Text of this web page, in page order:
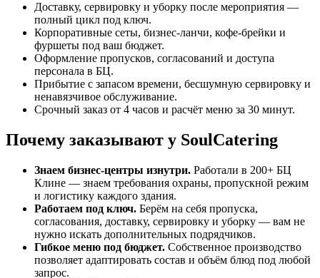
Доставку, сервировку и уборку после мероприятия —
полный цикл под ключ.
Корпоративные сеты, бизнес-ланчи, кофе-брейки и
фуршеты под ваш бюджет.
Оформление пропусков, согласований и доступа
персонала в БЦ.
Прибытие с запасом времени, бесшумную сервировку и
ненавязчивое обслуживание.
Срочный заказ от 4 часов и расчёт меню за 30 минут.
Почему заказывают у SoulCatering
Знаем бизнес-центры изнутри. Работали в 200+ БЦ
Клине — знаем требования охраны, пропускной режим
и логистику каждого здания.
Работаем под ключ. Берём на себя пропуска,
согласования, доставку, сервировку и уборку — вам не
нужно искать дополнительных подрядчиков.
Гибкое меню под бюджет. Собственное производство
позволяет адаптировать состав и объём блюд под любой
запрос.